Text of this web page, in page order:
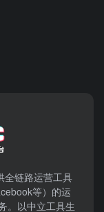
全链路运营工具
等）​的运
。以中立工具生